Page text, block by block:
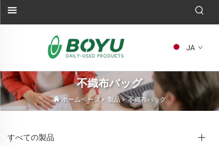
JA
不織布バッグ
ホームページ> 製品>不織布バッグ
すべての製品